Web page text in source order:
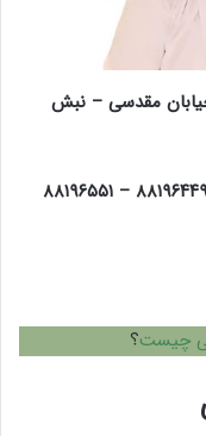
مقدسی – نبش
شماره تماس : ۲۶۸۵۸۲۳۵ – ۲۶۸۵۸۲۳۰ – ۸۸۱۹۶۴۴۹ – ۸۸۱۹۶۵۵۱
چیست؟